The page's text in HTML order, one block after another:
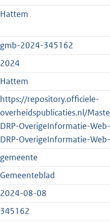
o
o
t
e
:
2
K
b
r
o
t
t
e
:
2
K
b
Hattem
gmb-2024-345162
2024
Hattem
https://repository.officiele-
overheidspublicaties.nl/
DRP-OverigeInformatie-
DRP-OverigeInformatie-
gemeente
Gemeenteblad
2024-08-08
345162